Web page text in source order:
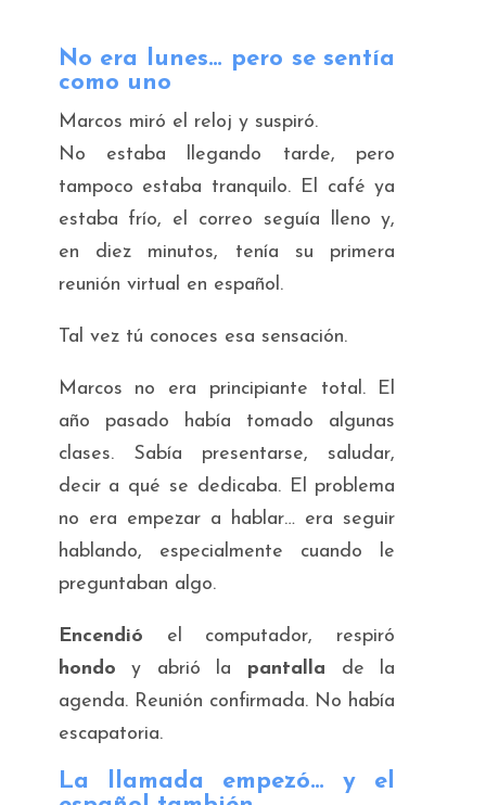
No era lunes… pero se sentía
como uno
Marcos miró el reloj y suspiró.
No estaba llegando tarde, pero
tampoco estaba tranquilo. El café ya
estaba frío, el correo seguía lleno y,
en diez minutos, tenía su primera
reunión virtual en español.
Tal vez tú conoces esa sensación.
Marcos no era principiante total. El
año pasado había tomado algunas
clases. Sabía presentarse, saludar,
decir a qué se dedicaba. El problema
no era empezar a hablar… era seguir
hablando, especialmente cuando le
preguntaban algo.
Encendió el computador, respiró
hondo y abrió la pantalla de la
agenda. Reunión confirmada. No había
escapatoria.
La llamada empezó… y el